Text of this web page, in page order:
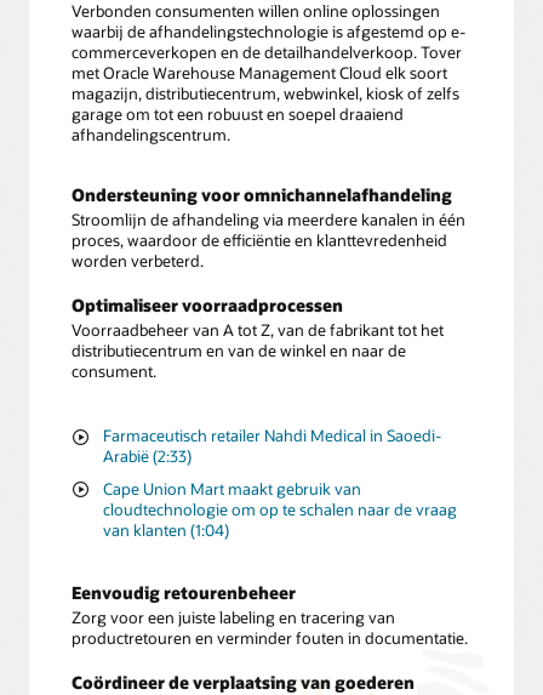
Verbonden consumenten willen online oplossingen
waarbij de afhandelingstechnologie is afgestemd op e-
commerceverkopen en de detailhandelverkoop. Tover
met Oracle Warehouse Management Cloud elk soort
magazijn, distributiecentrum, webwinkel, kiosk of zelfs
garage om tot een robuust en soepel draaiend
afhandelingscentrum.
Ondersteuning voor omnichannelafhandeling
Stroomlijn de afhandeling via meerdere kanalen in één
proces, waardoor de efficiëntie en klanttevredenheid
worden verbeterd.
Optimaliseer voorraadprocessen
Voorraadbeheer van A tot Z, van de fabrikant tot het
distributiecentrum en van de winkel en naar de
consument.
Farmaceutisch retailer Nahdi Medical in Saoedi-
Arabië (2:33)
Cape Union Mart maakt gebruik van
cloudtechnologie om op te schalen naar de vraag
van klanten (1:04)
Eenvoudig retourenbeheer
Zorg voor een juiste labeling en tracering van
productretouren en verminder fouten in documentatie.
Coördineer de verplaatsing van goederen